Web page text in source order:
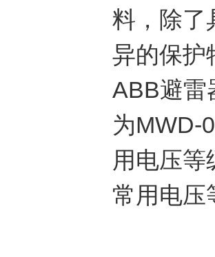
料，除了
异的保护
ABB避雷
为MWD-
用电压
常用电压